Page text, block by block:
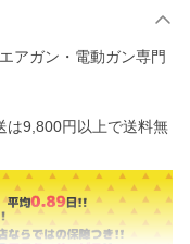
アガン・電動ガン専門
は9,800円以上で送料無